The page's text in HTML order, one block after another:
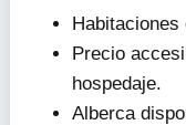
Precio
hospedaje.
Alberca